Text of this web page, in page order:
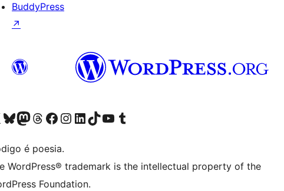
BuddyPress
↗
conta do X (antigo Twitter)
Acessar nossa conta do Bluesky
Acessar nossa conta do Mastodon
Acessar nossa conta do Threads
Acessar nossa página do Facebook
Acessar nossa conta do Instagram
Acessar nossa conta do LinkedIn
Acessar nossa conta do TikTok
Acessar nosso canal do YouTube
Acessar nossa conta no Tumblr
é poesia.
WordPress® trademark is the intellectual property of the
Foundation.